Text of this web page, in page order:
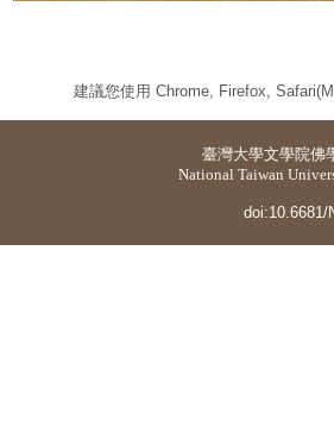
建議您使用 Chrome, Firefox,
臺灣大學文學院佛
National Taiwan
doi:10.6681/